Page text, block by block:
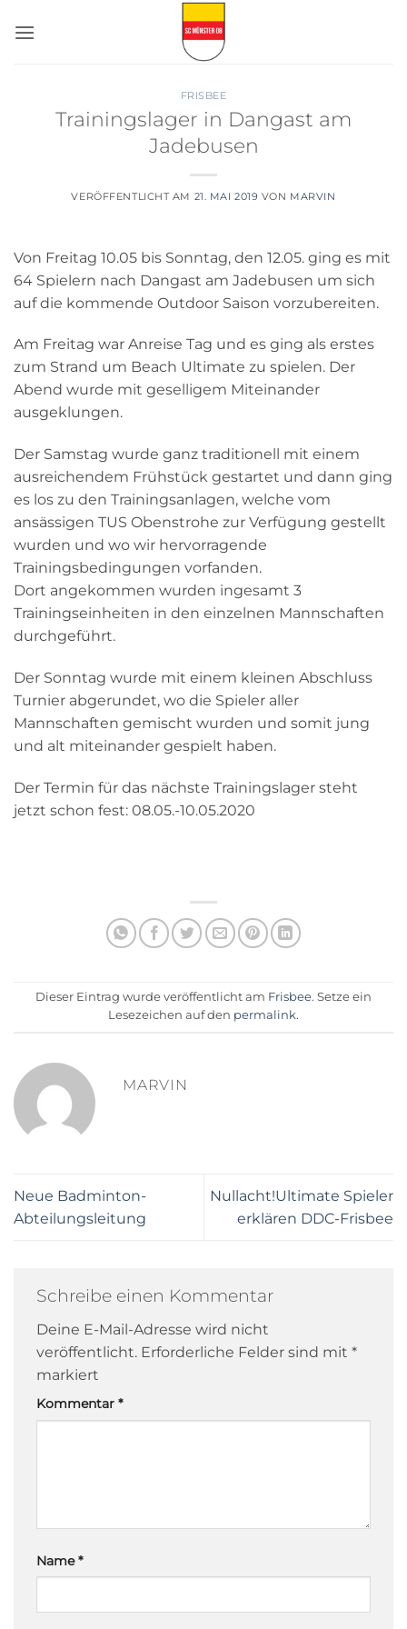
Inhalt
FRISBEE
Trainingslager in Dangast am
Jadebusen
VERÖFFENTLICHT AM 21. MAI 2019 VON MARVIN
Von Freitag 10.05 bis Sonntag, den 12.05. ging es mit
64 Spielern nach Dangast am Jadebusen um sich
auf die kommende Outdoor Saison vorzubereiten.
Am Freitag war Anreise Tag und es ging als erstes
zum Strand um Beach Ultimate zu spielen. Der
Abend wurde mit geselligem Miteinander
ausgeklungen.
Der Samstag wurde ganz traditionell mit einem
ausreichendem Frühstück gestartet und dann ging
es los zu den Trainingsanlagen, welche vom
ansässigen TUS Obenstrohe zur Verfügung gestellt
wurden und wo wir hervorragende
Trainingsbedingungen vorfanden.
Dort angekommen wurden ingesamt 3
Trainingseinheiten in den einzelnen Mannschaften
durchgeführt.
Der Sonntag wurde mit einem kleinen Abschluss
Turnier abgerundet, wo die Spieler aller
Mannschaften gemischt wurden und somit jung
und alt miteinander gespielt haben.
Der Termin für das nächste Trainingslager steht
jetzt schon fest: 08.05.-10.05.2020
Dieser Eintrag wurde veröffentlicht am Frisbee. Setze ein
Lesezeichen auf den permalink.
MARVIN
Neue Badminton-
Abteilungsleitung
Nullacht!Ultimate Spieler
erklären DDC-Frisbee
Schreibe einen Kommentar
Deine E-Mail-Adresse wird nicht
veröffentlicht. Erforderliche Felder sind mit *
markiert
Kommentar *
Name*